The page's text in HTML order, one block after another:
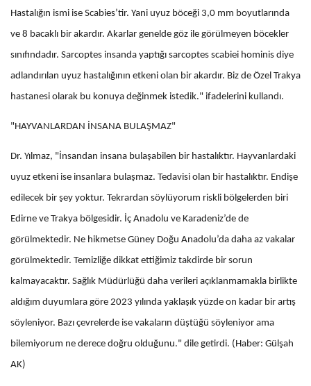
Hastalığın ismi ise Scabies’tir. Yani uyuz böceği 3,0 mm boyutlarında
ve 8 bacaklı bir akardır. Akarlar genelde göz ile görülmeyen böcekler
sınıfındadır. Sarcoptes insanda yaptığı sarcoptes scabiei hominis diye
adlandırılan uyuz hastalığının etkeni olan bir akardır. Biz de Özel Trakya
hastanesi olarak bu konuya değinmek istedik." ifadelerini kullandı.
"HAYVANLARDAN İNSANA BULAŞMAZ"
Dr. Yılmaz, "İnsandan insana bulaşabilen bir hastalıktır. Hayvanlardaki
uyuz etkeni ise insanlara bulaşmaz. Tedavisi olan bir hastalıktır. Endişe
edilecek bir şey yoktur. Tekrardan söylüyorum riskli bölgelerden biri
Edirne ve Trakya bölgesidir. İç Anadolu ve Karadeniz’de de
görülmektedir. Ne hikmetse Güney Doğu Anadolu’da daha az vakalar
görülmektedir. Temizliğe dikkat ettiğimiz takdirde bir sorun
kalmayacaktır. Sağlık Müdürlüğü daha verileri açıklanmamakla birlikte
aldığım duyumlara göre 2023 yılında yaklaşık yüzde on kadar bir artış
söyleniyor. Bazı çevrelerde ise vakaların düştüğü söyleniyor ama
bilemiyorum ne derece doğru olduğunu." dile getirdi. (Haber: Gülşah
AK)